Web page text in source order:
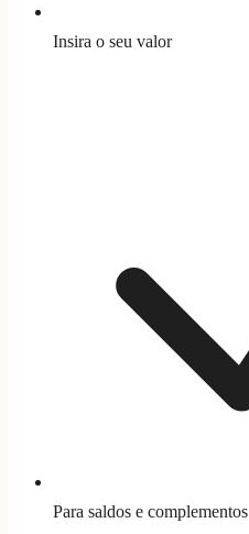
Insira o seu valor
Para saldos e complementos